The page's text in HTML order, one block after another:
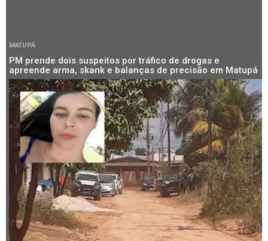
MATUPÁ
PM prende dois suspeitos por tráfico de drogas e
apreende arma, skank e balanças de precisão em Matupá